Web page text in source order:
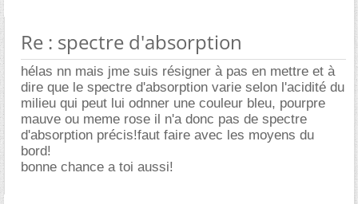
Re : spectre d'absorption
hélas nn mais jme suis résigner à pas en mettre et à
dire que le spectre d'absorption varie selon l'acidité du
milieu qui peut lui odnner une couleur bleu, pourpre
mauve ou meme rose il n'a donc pas de spectre
d'absorption précis!faut faire avec les moyens du
bord!
bonne chance a toi aussi!